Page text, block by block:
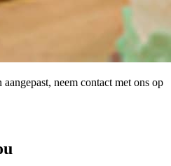
neem contact met ons op